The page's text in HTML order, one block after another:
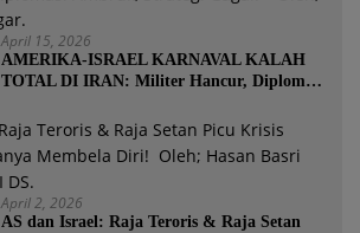
April 15, 2026
AMERIKA-ISRAEL KARNAVAL KALAH
TOTAL DI IRAN: Militer Hancur, Diplomasi
Basri Siregar.
April 2, 2026
AS dan Israel: Raja Teroris & Raja Setan